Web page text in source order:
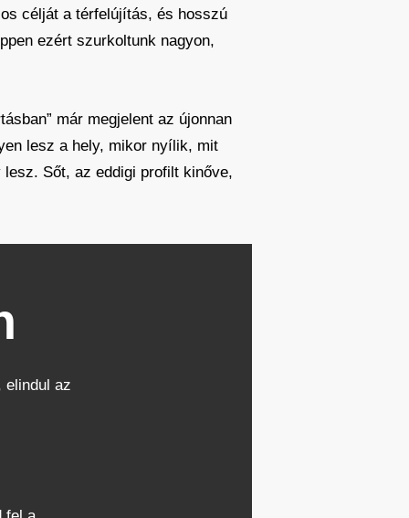
célját a térfelújítás, és hosszú
ezért szurkoltunk nagyon,
már megjelent az újonnan
lesz a hely, mikor nyílik, mit
Sőt, az eddigi profilt kinőve,
elindul az